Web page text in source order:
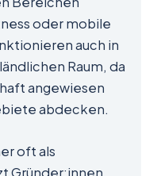
oder mobile
auch in
Raum, da
angewiesen
abdecken.
oft als
Gründer:innen